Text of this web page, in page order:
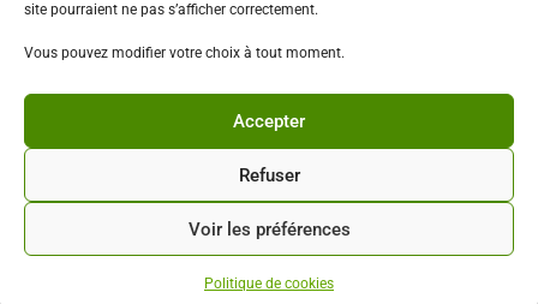
site pourraient ne pas s’afficher correctement.
Vous pouvez modifier votre choix à tout moment.
Accepter
Refuser
Voir les préférences
Politique de cookies
Copyright - WordPress Theme by OceanWP